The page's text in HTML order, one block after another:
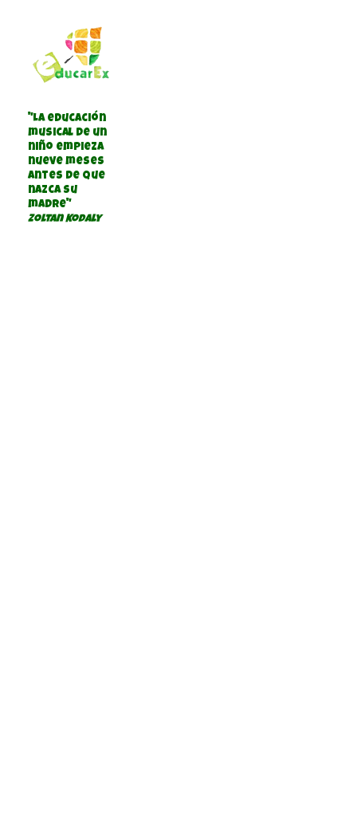
"La educación
musical de un
niño empieza
nueve meses
antes de que
nazca su
madre"
Zoltan Kodaly